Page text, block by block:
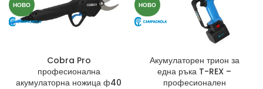
НОВО
Cobra Pro
професионална
акумулаторна ножица ф40
НОВО
Акумулаторен трион за
една ръка T-REX –
професионален